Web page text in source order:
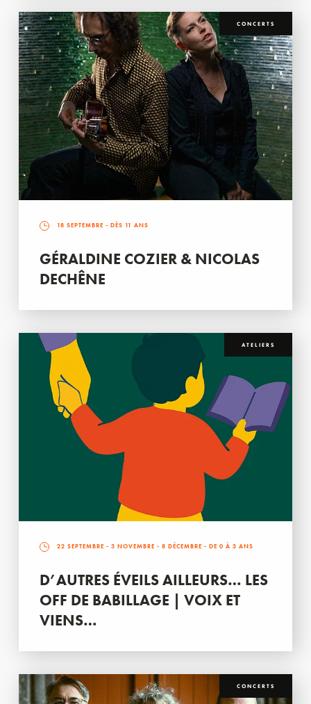
CONCERTS
18 SEPTEMBRE - DÈS 11 ANS
GÉRALDINE COZIER & NICOLAS
DECHÊNE
ATELIERS
22 SEPTEMBRE - 3 NOVEMBRE - 8 DÉCEMBRE - DE 0 À 3 ANS
D’AUTRES ÉVEILS AILLEURS… LES
OFF DE BABILLAGE | VOIX ET
VIENS…
CONCERTS